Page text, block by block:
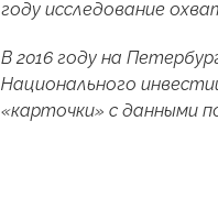
году исследование
В 2016 году на
Национального
«карточки» с данными